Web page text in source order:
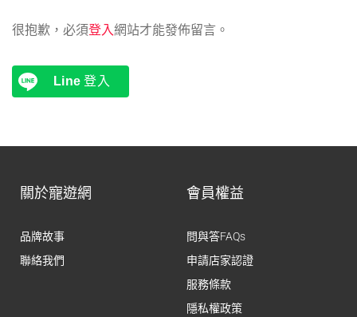
很抱歉，必須登入網站才能發佈留言。
Line 登入
關於寵遊網
品牌故事
聯絡我們
會員權益
問與答FAQs
申請店家認證
服務條款
隱私權政策